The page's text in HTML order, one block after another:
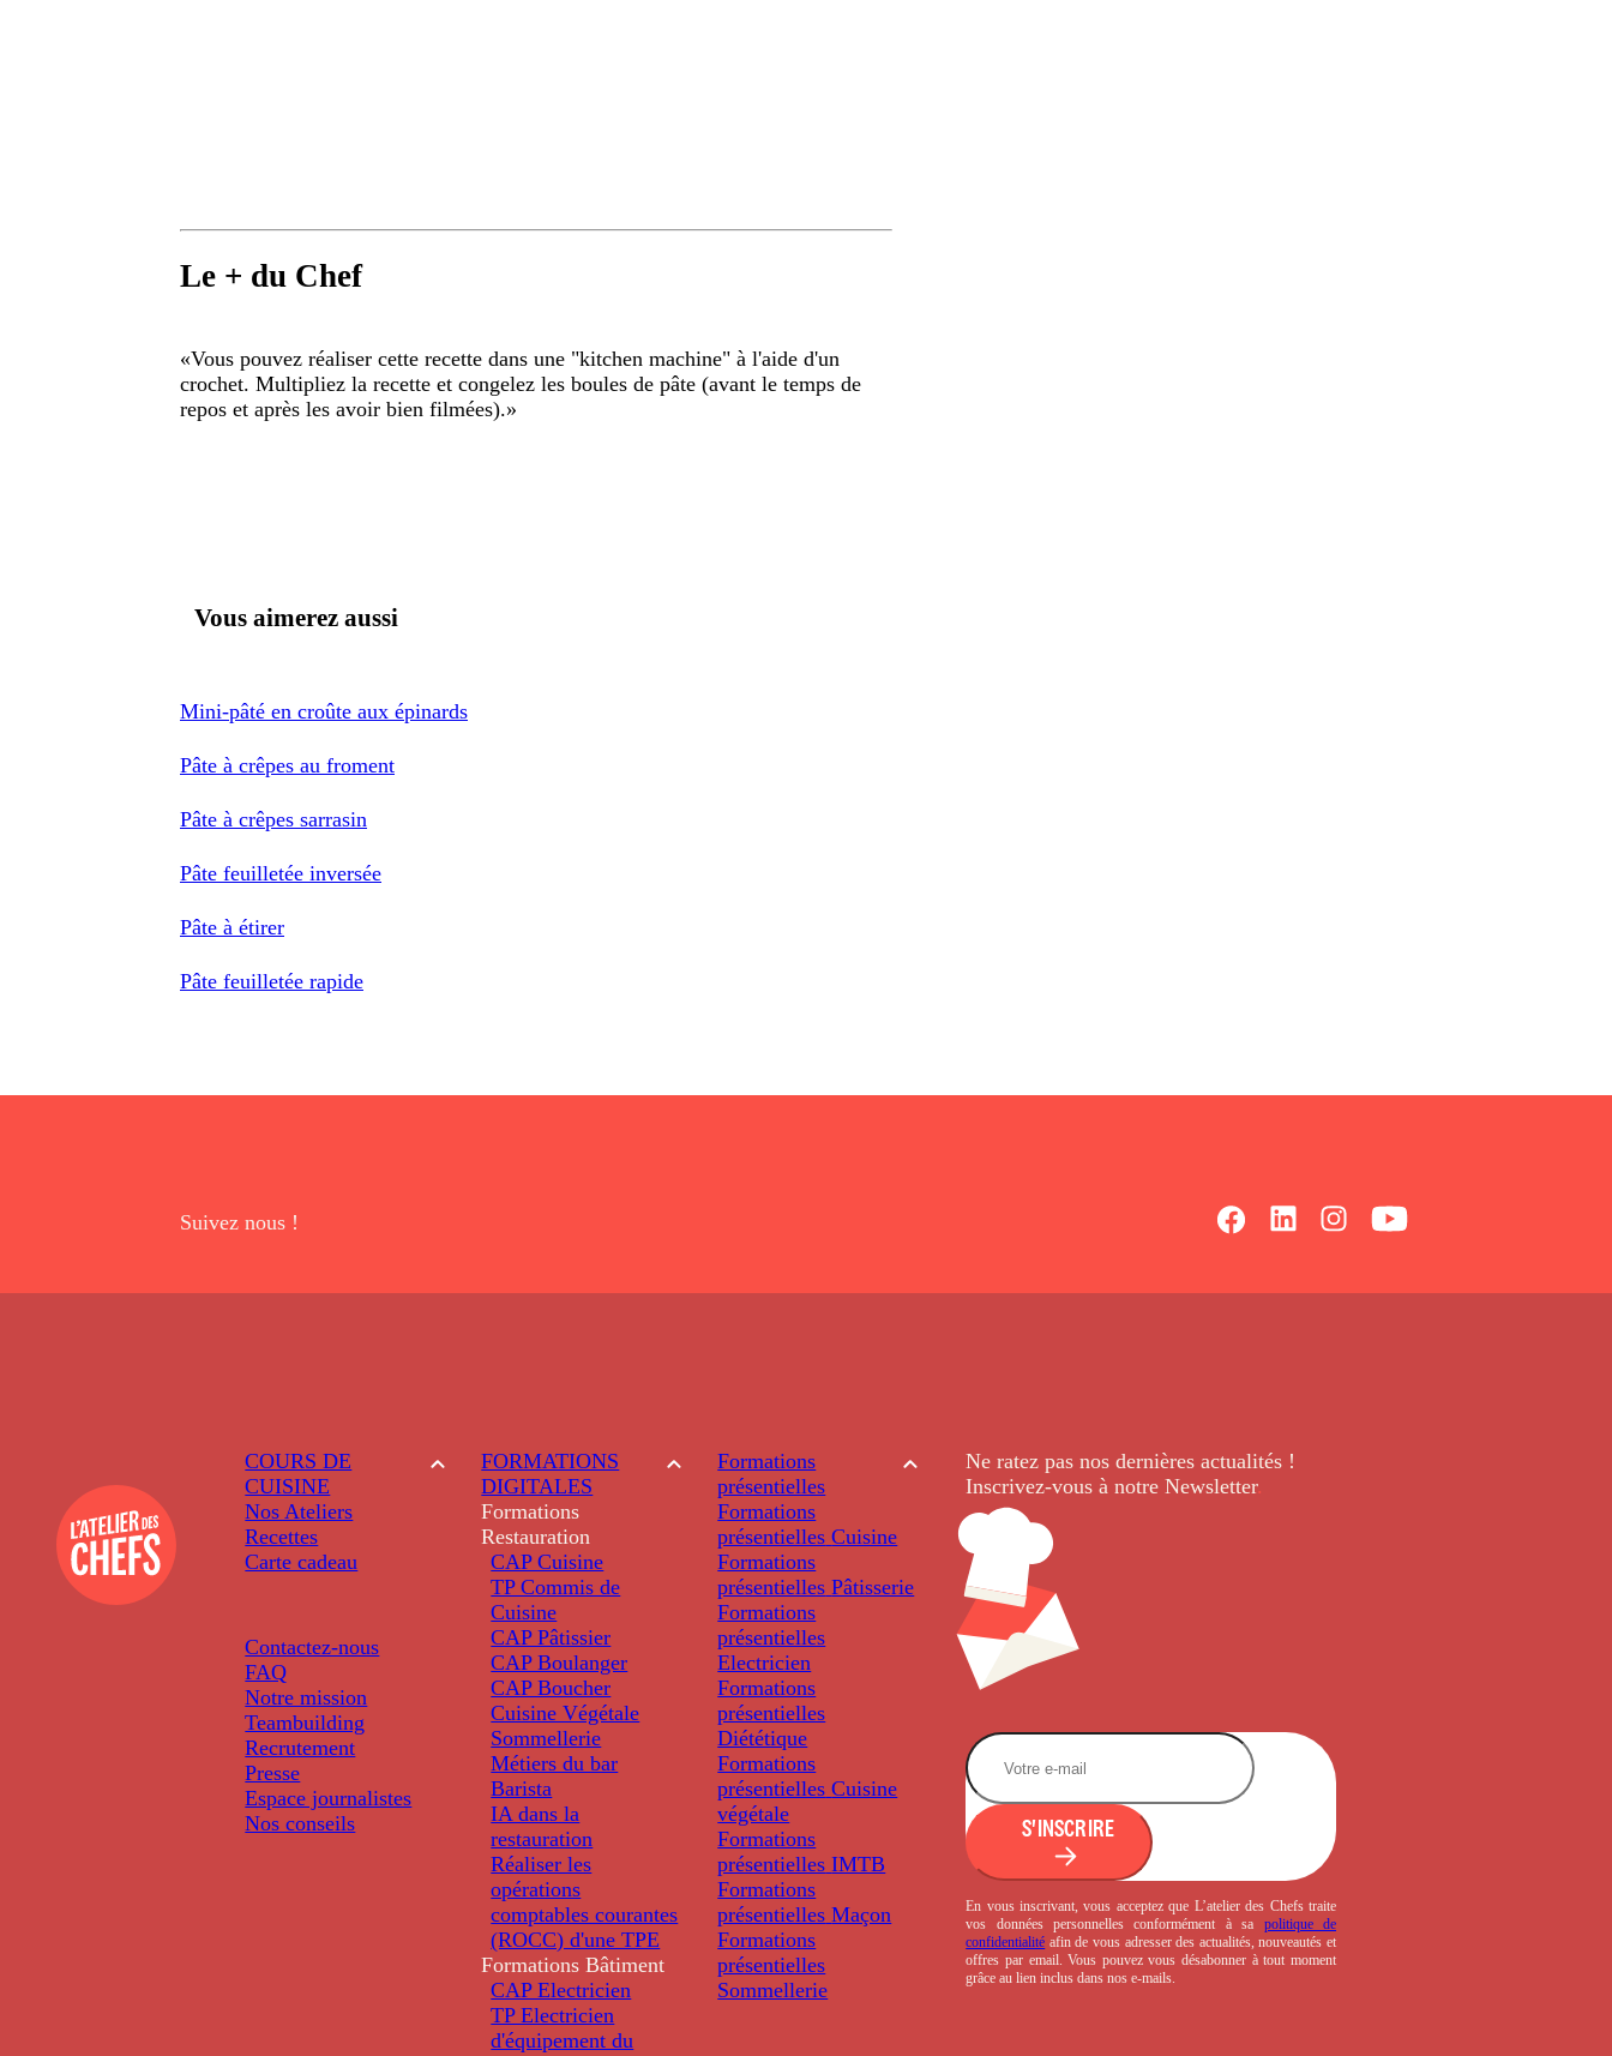
Le + du Chef
«Vous pouvez réaliser cette recette dans une "kitchen machine" à l'aide d'un
crochet. Multipliez la recette et congelez les boules de pâte (avant le temps de
repos et après les avoir bien filmées).»
Vous aimerez aussi
Mini-pâté en croûte aux épinards
Pâte à crêpes au froment
Pâte à crêpes sarrasin
Pâte feuilletée inversée
Pâte à étirer
Pâte feuilletée rapide
Suivez nous !
COURS DE
CUISINE
Nos Ateliers
Recettes
Carte cadeau
Contactez-nous
FAQ
Notre mission
Teambuilding
Recrutement
Presse
Espace journalistes
Nos conseils
FORMATIONS
DIGITALES
Formations
Restauration
CAP Cuisine
TP Commis de
Cuisine
CAP Pâtissier
CAP Boulanger
CAP Boucher
Cuisine Végétale
Sommellerie
Métiers du bar
Barista
IA dans la
restauration
Réaliser les
opérations
comptables courantes
(ROCC) d'une TPE
Formations Bâtiment
CAP Electricien
TP Electricien
d'équipement du
Formations
présentielles
Formations
présentielles Cuisine
Formations
présentielles Pâtisserie
Formations
présentielles
Electricien
Formations
présentielles
Diététique
Formations
présentielles Cuisine
végétale
Formations
présentielles IMTB
Formations
présentielles Maçon
Formations
présentielles
Sommellerie
Ne ratez pas nos dernièresactualités !
Inscrivez-vous à notre Newsletter.
S'INSCRIRE
En vous inscrivant, vous acceptez que L’atelier des Chefs traite
vos données personnelles conformément à sa politique de
confidentialité afin de vous adresser des actualités, nouveautés et
offres par email. Vous pouvez vous désabonner à tout moment
grâce au lien inclus dans nos e-mails.